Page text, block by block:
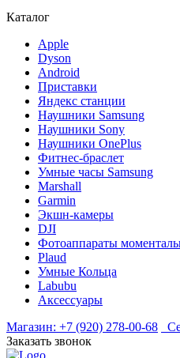
Каталог
Apple
Dyson
Android
Приставки
Яндекс станции
Наушники Samsung
Наушники Sony
Наушники OnePlus
Фитнес-браслет
Умные часы Samsung
Marshall
Garmin
Экшн-камеры
DJI
Фотоаппараты
Plaud
Умные Кольца
Labubu
Аксессуары
Магазин: +7 (920) 278-00-68
Заказать звонок